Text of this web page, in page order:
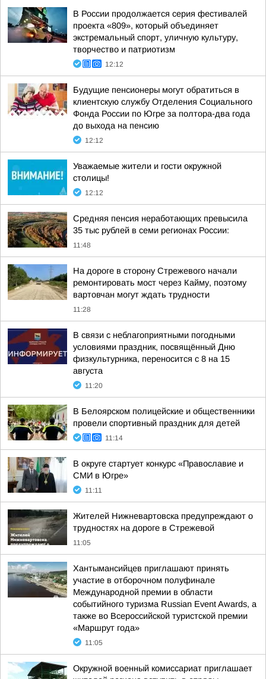
В России продолжается серия фестивалей
проекта «809», который объединяет
экстремальный спорт, уличную культуру,
творчество и патриотизм
12:12
Будущие пенсионеры могут обратиться в
клиентскую службу Отделения Социального
Фонда России по Югре за полтора-два года
до выхода на пенсию
12:12
Уважаемые жители и гости окружной
столицы!
12:12
Средняя пенсия неработающих превысила
35 тыс рублей в семи регионах России:
11:48
На дороге в сторону Стрежевого начали
ремонтировать мост через Кайму, поэтому
вартовчан могут ждать трудности
11:28
В связи с неблагоприятными погодными
условиями праздник, посвящённый Дню
физкультурника, переносится с 8 на 15
августа
11:20
В Белоярском полицейские и общественники
провели спортивный праздник для детей
11:14
В округе стартует конкурс «Православие и
СМИ в Югре»
11:11
Жителей Нижневартовска предупреждают о
трудностях на дороге в Стрежевой
11:05
Хантымансийцев приглашают принять
участие в отборочном полуфинале
Международной премии в области
событийного туризма Russian Event Awards, а
также во Всероссийской туристской премии
«Маршрут года»
11:05
Окружной военный комиссариат приглашает